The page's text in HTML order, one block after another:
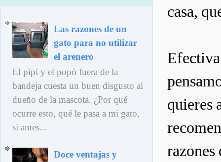
casa,
quieres
razones
Las razones de un
gato para no utilizar
el arenero
El pipí y el popó fuera de la
bandeja cuesta un buen disgusto al
dueño de la mascota. ¿Por qué
ocurre esto, qué le pasa a mi gato,
si antes...
Doce ventajas y